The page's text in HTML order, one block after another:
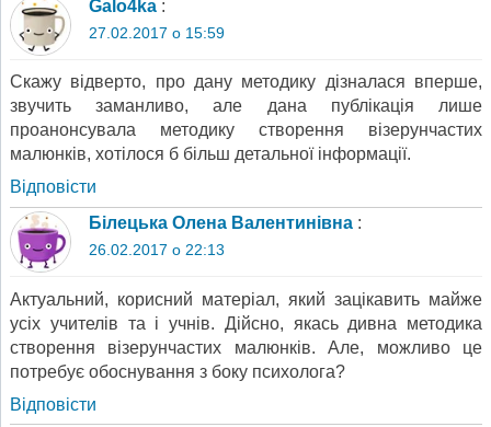
Galo4ka :
27.02.2017 о 15:59
Скажу відверто, про дану методику дізналася вперше,
звучить заманливо, але дана публікація лише
проанонсувала методику створення візерунчастих
малюнків, хотілося б більш детальної інформації.
Відповіcти
Білецька Олена Валентинівна :
26.02.2017 о 22:13
Актуальний, корисний матеріал, який зацікавить майже
усіх учителів та і учнів. Дійсно, якась дивна методика
створення візерунчастих малюнків. Але, можливо це
потребує обоснування з боку психолога?
Відповіcти